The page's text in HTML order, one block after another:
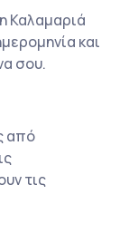
Καλαμαριά
και
σου.
από
τις